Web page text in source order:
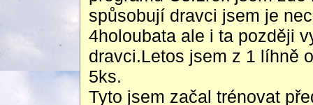
spůsobují dravci jsem je
4holoubata ale i ta později
dravci.Letos jsem z 1 líhně
5ks.
Tyto jsem začal trénovat